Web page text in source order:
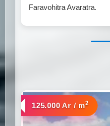
Faravohitra Avaratra.
a vendre
125.000 Ar / m2